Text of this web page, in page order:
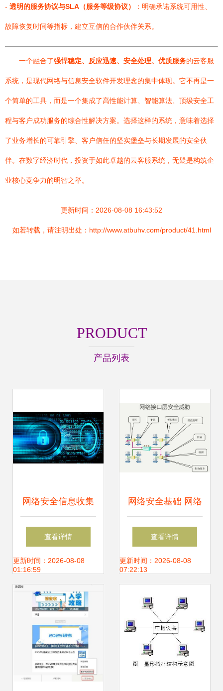
- 透明的服务协议与SLA（服务等级协议） ：明确承诺系统可用性、
故障恢复时间等指标，建立互信的合作伙伴关系。
一个融合了强悍稳定、反应迅速、安全处理、优质服务的云客服
系统，是现代网络与信息安全软件开发理念的集中体现。它不再是一
个简单的工具，而是一个集成了高性能计算、智能算法、顶级安全工
程与客户成功服务的综合性解决方案。选择这样的系统，意味着选择
了业务增长的可靠引擎、客户信任的坚实堡垒与长期发展的安全伙
伴。在数字经济时代，投资于如此卓越的云客服系统，无疑是构筑企
业核心竞争力的明智之举。
更新时间：2026-08-08 16:43:52
如若转载，请注明出处：http://www.atbuhv.com/product/41.html
PRODUCT
产品列表
网络安全信息收集
知识大总结 从防护
到开发实践
查看详情
更新时间：2026-08-08
01:16:59
网络安全基础 网络
协议与安全威胁在
软件开发中的核心
查看详情
更新时间：2026-08-08
07:22:13